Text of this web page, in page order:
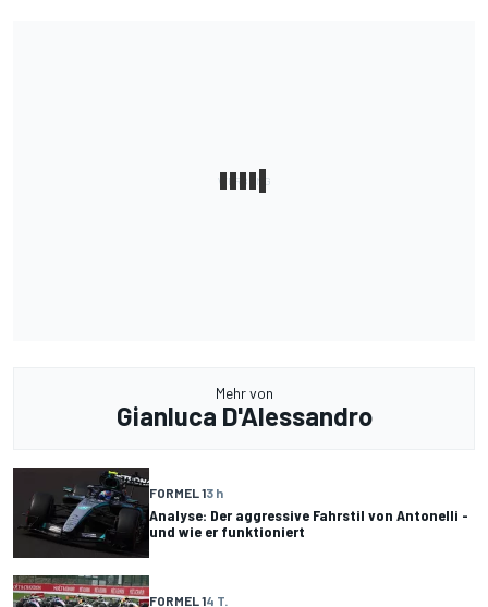
Mehr von
Gianluca D'Alessandro
FORMEL 13 h
Analyse: Der aggressive Fahrstil von Antonelli -
und wie er funktioniert
FORMEL 14 T.